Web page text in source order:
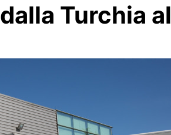
Turchia al